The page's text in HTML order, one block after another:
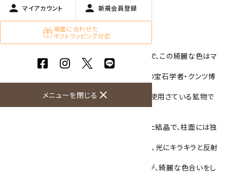
person マイアカウント person 新規会員登録
場面に合わせた
ギフトラッピング対応
メニューを閉じる close
商品説明
クンツァイトの結晶です。
クンツァイトは、紫色や桃色をしたリシア輝石で、この綺麗な色はマ
ンガンイオンに起因しております。
このクンツァイという名前の由来は、アメリカの宝石学者・クンツ博
士にちなんで名づけらました。
また、リシア輝石はリチウム電池の資源として使用さている鉱物で
す。
こちらのクンツァイトは、淡い紫色や白色をした結晶で、柱面には独
表面はガラス光沢で彫りの深い条線がある為、光にキラキラと反射
黒やベージュ色の不純物が混ざっておりますが、綺麗な色合いをし